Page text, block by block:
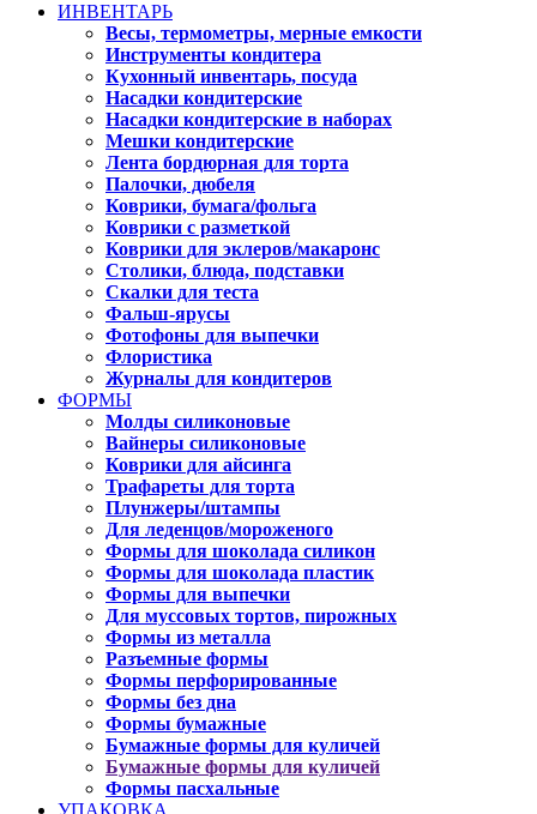
ИНВЕНТАРЬ
Весы, термометры, мерные емкости
Инструменты кондитера
Кухонный инвентарь, посуда
Насадки кондитерские
Насадки кондитерские в наборах
Мешки кондитерские
Лента бордюрная для торта
Палочки, дюбеля
Коврики, бумага/фольга
Коврики с разметкой
Коврики для эклеров/макаронс
Столики, блюда, подставки
Скалки для теста
Фальш-ярусы
Фотофоны для выпечки
Флористика
Журналы для кондитеров
ФОРМЫ
Молды силиконовые
Вайнеры силиконовые
Коврики для айсинга
Трафареты для торта
Плунжеры/штампы
Для леденцов/мороженого
Формы для шоколада силикон
Формы для шоколада пластик
Формы для выпечки
Для муссовых тортов, пирожных
Формы из металла
Разъемные формы
Формы перфорированные
Формы без дна
Формы бумажные
Бумажные формы для куличей
Бумажные формы для куличей
Формы пасхальные
УПАКОВКА